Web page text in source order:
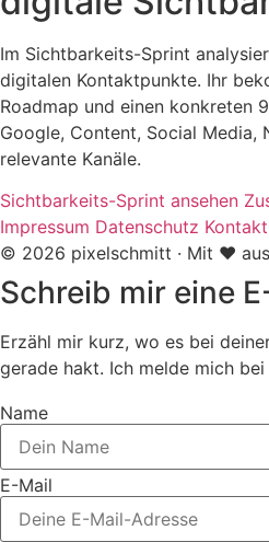
Im Sichtbarkeits-Sprint
digitalen Kontaktpunkte. Ihr
Roadmap und einen konkreten
Google, Content, Social Media,
relevante Kanäle.
Sichtbarkeits-Sprint ansehen
Impressum Datenschutz Kontakt
© 2026 pixelschmitt · Mit ❤️
Schreib mir eine
Erzähl mir kurz, wo es bei
gerade hakt. Ich melde mich bei
Name
E-Mail